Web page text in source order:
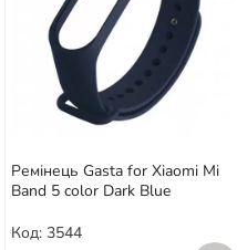
Ремінець Gasta for Xiaomi Mi
Band 5 color Dark Blue
Код: 3544